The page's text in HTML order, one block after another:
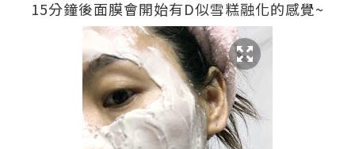
15分鐘後面膜會開始有D似雪糕融化的感覺~